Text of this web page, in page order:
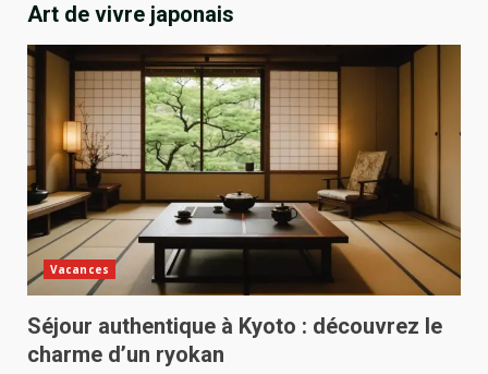
Art de vivre japonais
Vacances
Séjour authentique à Kyoto : découvrez le
charme d’un ryokan